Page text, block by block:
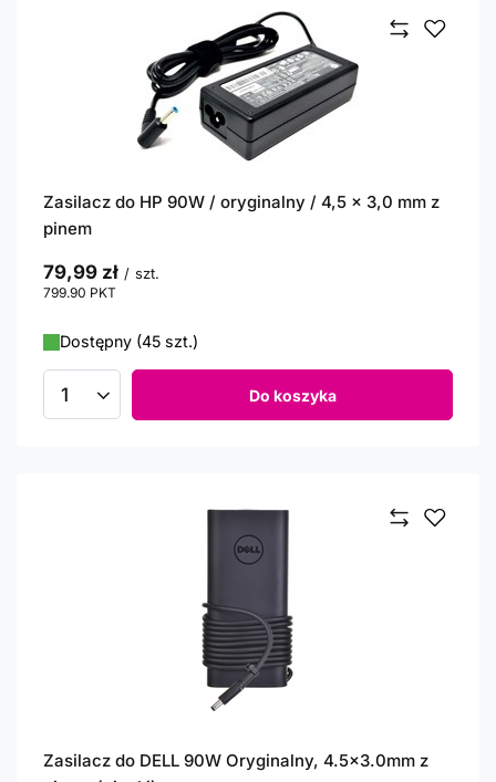
Zasilacz do HP 90W / oryginalny / 4,5 x 3,0 mm z
pinem
79,99 zł / szt.
799.90 PKT
Dostępny (45 szt.)
Ilość produktów Do koszyka
Zasilacz do DELL 90W Oryginalny, 4.5x3.0mm z